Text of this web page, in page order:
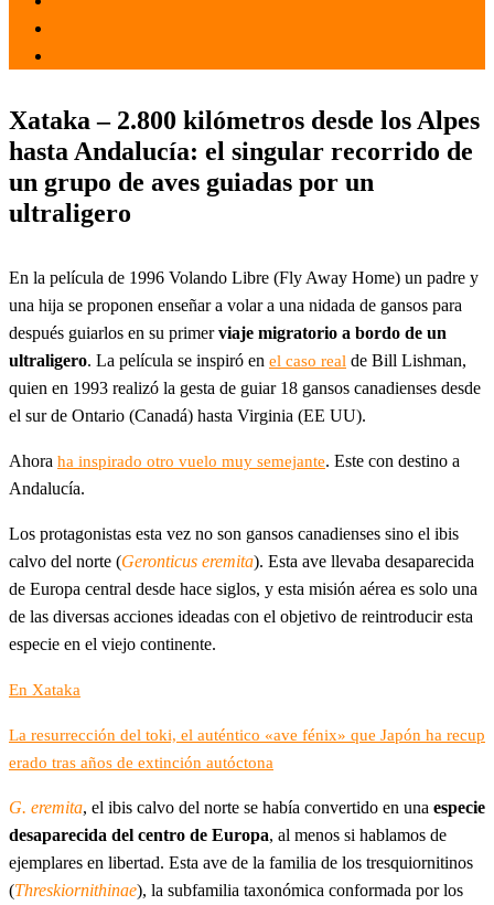
Xataka – 2.800 kilómetros desde los Alpes
hasta Andalucía: el singular recorrido de
un grupo de aves guiadas por un
ultraligero
En la película de 1996 Volando Libre (Fly Away Home) un padre y
una hija se proponen enseñar a volar a una nidada de gansos para
después guiarlos en su primerviaje migratorio a bordo de un
ultraligero. La película se inspiró en el caso real de Bill Lishman,
quien en 1993 realizó la gesta de guiar 18 gansos canadienses desde
el sur de Ontario (Canadá) hasta Virginia (EE UU).
Ahora ha inspirado otro vuelo muy semejante. Este con destino a
Andalucía.
Los protagonistas esta vez no son gansos canadienses sino el ibis
calvo del norte (Geronticus eremita). Esta ave llevaba desaparecida
de Europa central desde hace siglos, y esta misión aérea es solo una
de las diversas acciones ideadas con el objetivo de reintroducir esta
especie en el viejo continente.
En Xataka
La resurrección del toki, el auténtico «ave fénix» que Japón ha recup
erado tras años de extinción autóctona
G. eremita, el ibis calvo del norte se había convertido en una especie
desaparecida del centro de Europa, al menos si hablamos de
ejemplares en libertad. Esta ave de la familia de los tresquiornitinos
(Threskiornithinae), la subfamilia taxonómica conformada por los